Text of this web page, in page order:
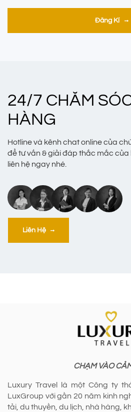
Đăng Kí
24/7 CHĂM
HÀNG
Hotline và kênh chat online của
để tư vấn & giải đáp thắc mắc
liên hệ ngay nhé.
Liên Hệ
CHẠM VÀO
Luxury Travel là một Công ty
LuxGroup với gần 20 năm kinh
tải, du thuyền, du lịch, nhà hàng,